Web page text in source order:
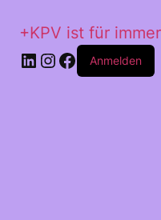
+KPV ist für
LinkedIn
Instagram
Facebook
Anmelden